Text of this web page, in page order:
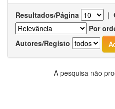
Resultados/Página |
Por
Autores/Registo
A pesquisa não